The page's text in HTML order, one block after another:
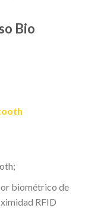
Bio
biométrico de
RFID